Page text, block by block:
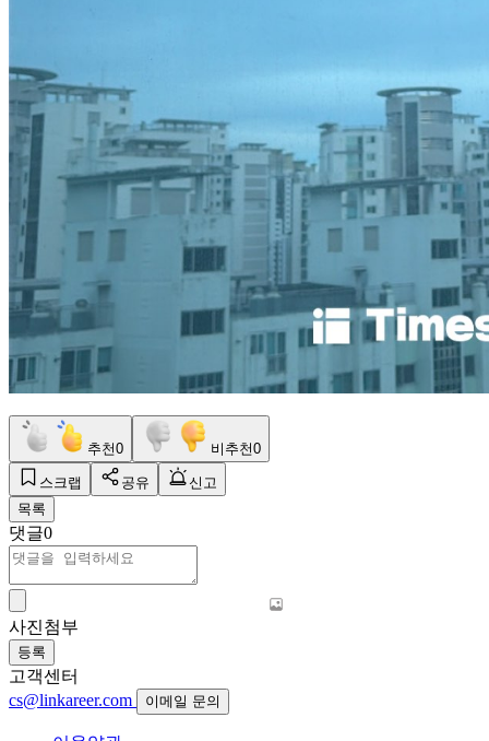
추천0 비추천0
스크랩 공유
신고
목록
댓글0
사진첨부
등록
고객센터
cs@linkareer.com
이메일 문의